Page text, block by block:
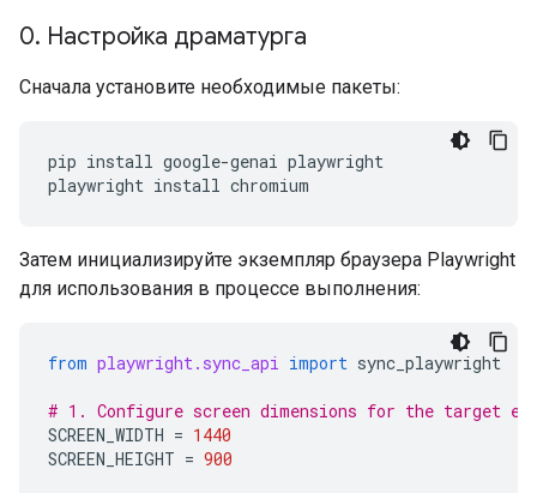
0. Настройка драматурга
Сначала установите необходимые пакеты:
pip install google-genai playwright
playwright install
Затем инициализируйте экземпляр браузера Playwright
для использования в процессе выполнения:
from playwright.sync_api import sync_playwright
# 1. Configure screen dimensions for the target
SCREEN_WIDTH = 1440
SCREEN_HEIGHT = 900